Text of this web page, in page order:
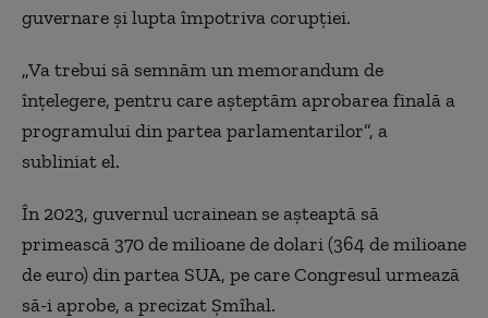
guvernare şi lupta împotriva corupţiei.
„Va trebui să semnăm un memorandum de
înţelegere, pentru care aşteptăm aprobarea finală a
programului din partea parlamentarilor”, a
subliniat el.
În 2023, guvernul ucrainean se aşteaptă să
primească 370 de milioane de dolari (364 de milioane
de euro) din partea SUA, pe care Congresul urmează
să-i aprobe, a precizat Şmîhal.